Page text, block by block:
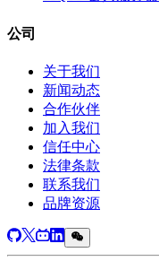
公司
关于我们
新闻动态
合作伙伴
加入我们
信任中心
法律条款
联系我们
品牌资源